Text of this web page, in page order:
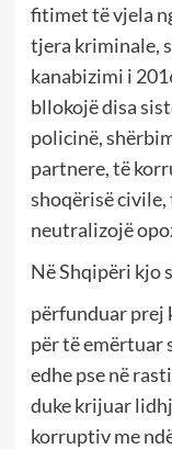
fitimet të vjela
tjera kriminale,
kanabizimi i
bllokojë disa
policinë,
partnere, të
shoqërisë
neutralizojë
Në Shqipëri kjo
përfunduar prej
për të emërtuar
edhe pse në
duke krijuar
korruptiv me